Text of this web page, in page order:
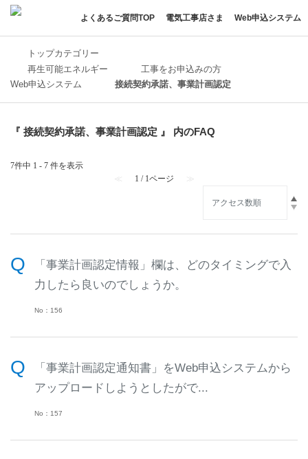
よくあるご質問TOP 電気工事店さま Web申込システム
トップカテゴリー
再生可能エネルギー
工事をお申込みの方
Web申込システム
接続契約承諾、事業計画認定
『 接続契約承諾、事業計画認定 』 内のFAQ
7件中 1 - 7 件を表示
≪
1 / 1ページ ≫
「事業計画認定情報」欄は、どのタイミングで入
力したら良いのでしょうか。
No：156
「事業計画認定通知書」をWeb申込システムから
アップロードしようとしたがで...
No：157